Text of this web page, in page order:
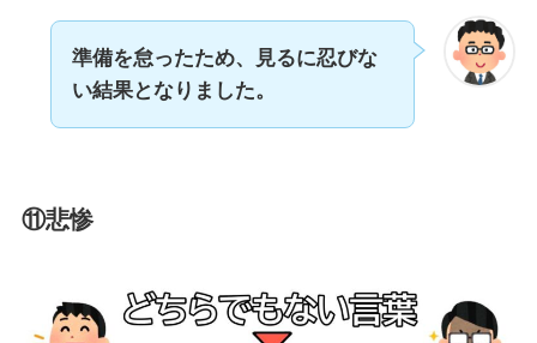
準備を怠ったため、見るに忍びな
い結果となりました。
⑪悲惨